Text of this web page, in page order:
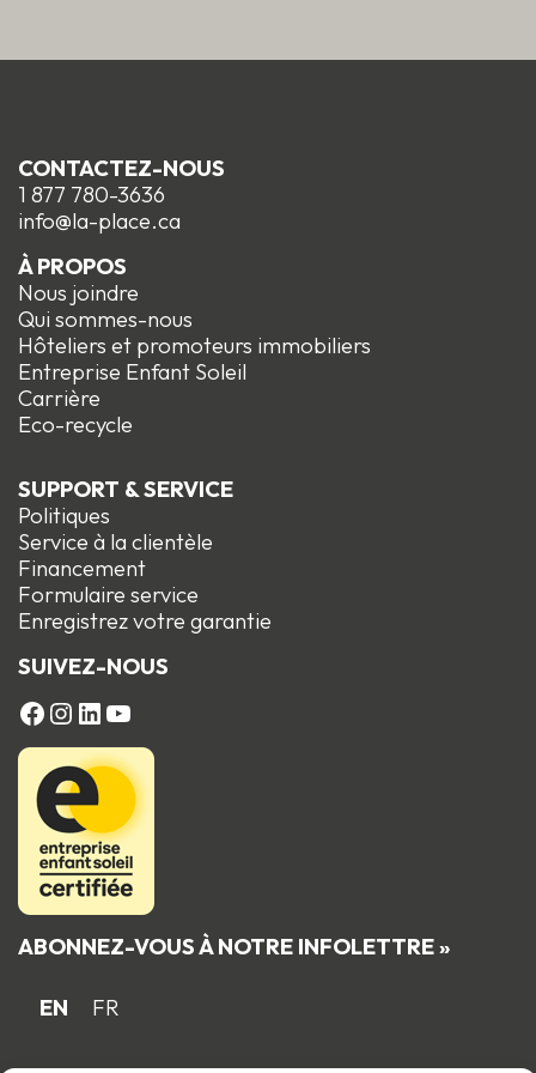
CONTACTEZ-NOUS
1 877 780-3636
info@la-place.ca
À PROPOS
Nous joindre
Qui sommes-nous
Hôteliers et promoteurs immobiliers
Entreprise Enfant Soleil
Carrière
Eco-recycle
SUPPORT & SERVICE
Politiques
Service à la clientèle
Financement
Formulaire service
Enregistrez votre garantie
SUIVEZ-NOUS
FACEBOOK
Instagram
LinkedIn
YouTube
ABONNEZ-VOUS À NOTRE INFOLETTRE »
EN FR